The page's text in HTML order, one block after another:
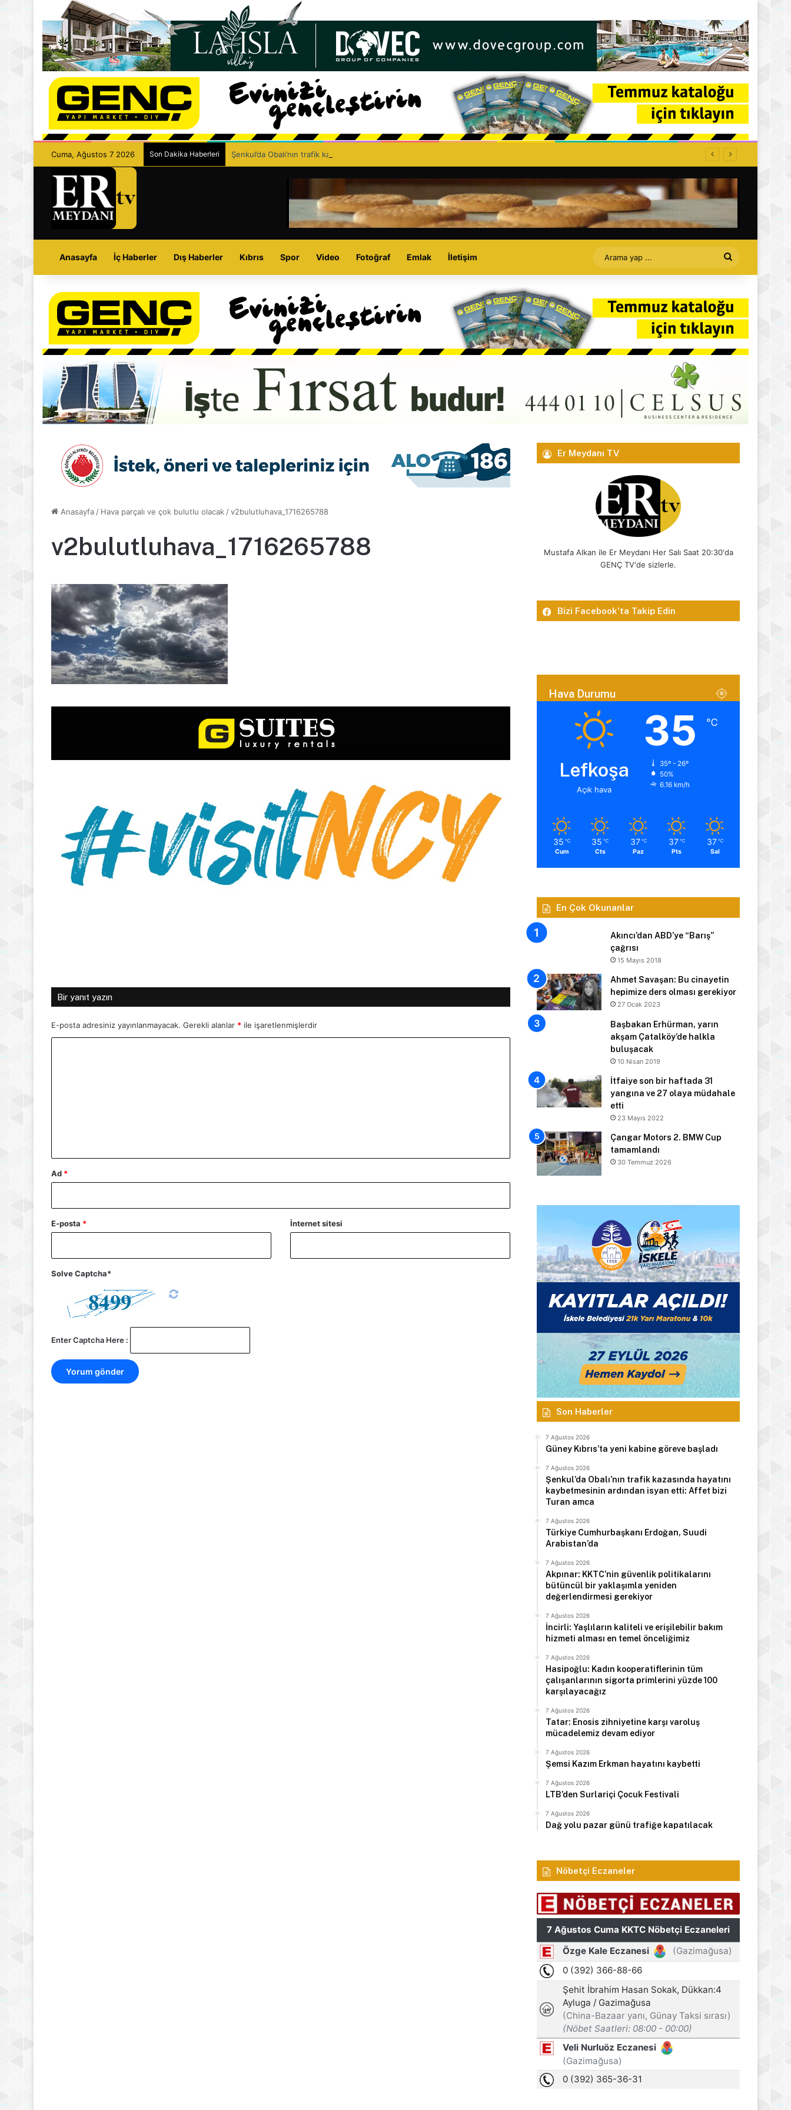
Cuma, Ağustos 7 2026 Son Dakika Haberleri Şenkul’da Obalı’nın trafik kazasında hayatını kaybetmesinin ardından isyan etti: Affet bizi Turan amca
Anasayfa İç Haberler Dış Haberler Kıbrıs Spor Video Fotoğraf Emlak İletişim
Arama
yap
...
Anasayfa / Hava parçalı ve çok bulutlu olacak /v2bulutluhava_1716265788
v2bulutluhava_1716265788
Bir yanıt yazın
E-posta adresiniz yayınlanmayacak. Gerekli alanlar * ile işaretlenmişlerdir
Ad *
E-posta * İnternet sitesi
Solve Captcha*
Enter Captcha Here :
Er Meydanı TV
Mustafa Alkan ile Er Meydanı Her Salı Saat 20:30'da
GENÇ TV'de sizlerle.
Bizi Facebook’ta Takip Edin
Hava Durumu
Lefkoşa
Açık hava
35 ℃
35º - 26º
50%
6.16 km/h
35 ℃
Cum
35 ℃
Cts
37 ℃
Paz
37 ℃
Pts
37 ℃
Sal
En Çok Okunanlar
Akıncı’dan ABD’ye “Barış”
çağrısı
15 Mayıs 2018
Ahmet Savaşan: Bu cinayetin
hepimize ders olması gerekiyor
27 Ocak 2023
Başbakan Erhürman, yarın
akşam Çatalköy’de halkla
buluşacak
10 Nisan 2019
İtfaiye son bir haftada 31
yangına ve 27 olaya müdahale
etti
23 Mayıs 2022
Çangar Motors 2. BMW Cup
tamamlandı
30 Temmuz 2026
Son Haberler
7 Ağustos 2026
Güney Kıbrıs’ta yeni kabine göreve başladı
7 Ağustos 2026
Şenkul’da Obalı’nın trafik kazasında hayatını
kaybetmesinin ardından isyan etti: Affet bizi
Turan amca
7 Ağustos 2026
Türkiye Cumhurbaşkanı Erdoğan, Suudi
Arabistan’da
7 Ağustos 2026
Akpınar: KKTC’nin güvenlik politikalarını
bütüncül bir yaklaşımla yeniden
değerlendirmesi gerekiyor
7 Ağustos 2026
İncirli: Yaşlıların kaliteli ve erişilebilir bakım
hizmeti alması en temel önceliğimiz
7 Ağustos 2026
Hasipoğlu: Kadın kooperatiflerinin tüm
çalışanlarının sigorta primlerini yüzde 100
karşılayacağız
7 Ağustos 2026
Tatar: Enosis zihniyetine karşı varoluş
mücadelemiz devam ediyor
7 Ağustos 2026
Şemsi Kazım Erkman hayatını kaybetti
7 Ağustos 2026
LTB’den Surlariçi Çocuk Festivali
7 Ağustos 2026
Dağ yolu pazar günü trafiğe kapatılacak
Nöbetçi Eczaneler